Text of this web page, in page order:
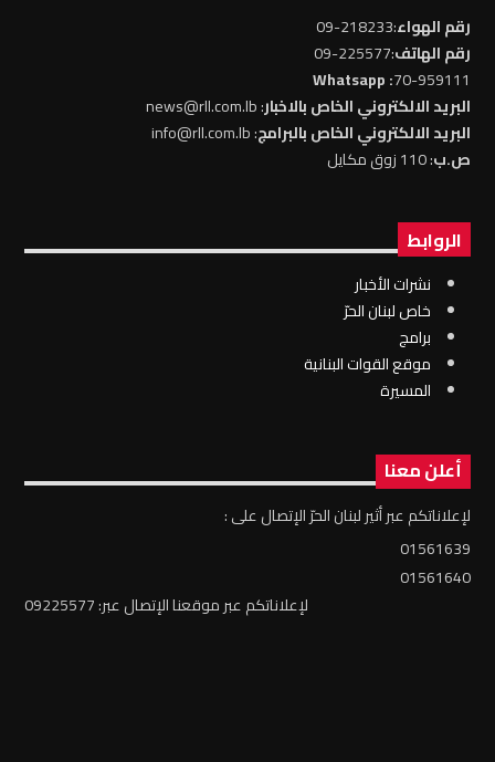
رقم الهواء:218233-09
رقم الهاتف:225577-09
70-959111
: Whatsapp
البريد الالكتروني الخاص بالاخبار: news@rll.com.lb
البريد الالكتروني الخاص بالبرامج: info@rll.com.lb
ص.ب: 110 زوق مكايل
الروابط
نشرات الأخبار
خاص لبنان الحرّ
برامج
موقع القوات البنانية
المسيرة
أعلن معنا
لإعلاناتكم عبر أثير لبنان الحرّ الإتصال على :
01561639
01561640
لإعلاناتكم عبر موقعنا الإتصال عبر: 09225577